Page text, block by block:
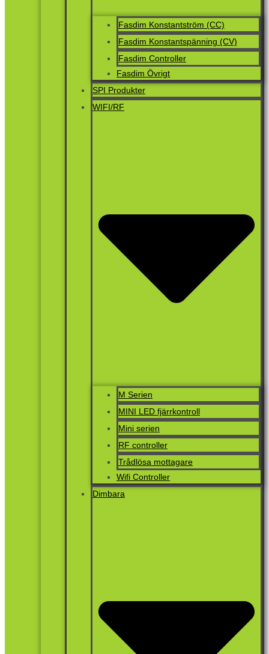
Fasdim Konstantström (CC)
Fasdim Konstantspänning (CV)
Fasdim Controller
Fasdim Övrigt
SPI Produkter
WIFI/RF
M Serien
MINI LED fjärrkontroll
Mini serien
RF controller
Trådlösa mottagare
Wifi Controller
Dimbara